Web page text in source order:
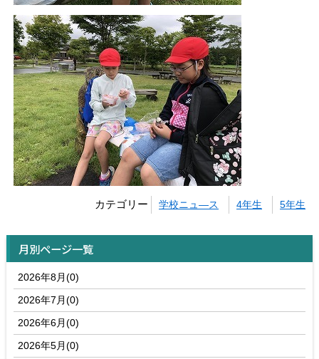
カテゴリー 学校ニュ―ス 4年生 5年生
月別ページ一覧
2026年8月(0)
2026年7月(0)
2026年6月(0)
2026年5月(0)